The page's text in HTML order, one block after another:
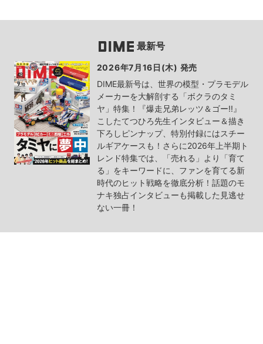
最新号
2026年7月16日(木) 発売
DIME最新号は、世界の模型・プラモデル
メーカーを大解剖する「ボクラのタミ
ヤ」特集！『爆走兄弟レッツ＆ゴー!!』
こしたてつひろ先生インタビュー＆描き
下ろしピンナップ、特別付録にはスチー
ルギアケースも！さらに2026年上半期ト
レンド特集では、「売れる」より「育て
る」をキーワードに、ファンを育てる新
時代のヒット戦略を徹底分析！話題のモ
ナキ独占インタビューも掲載した見逃せ
ない一冊！